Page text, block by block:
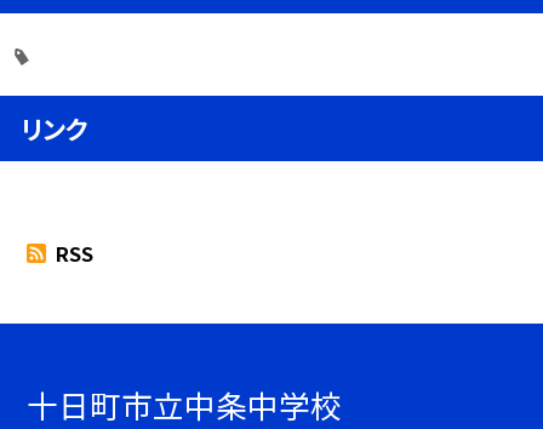
リンク
RSS
十日町市立中条中学校